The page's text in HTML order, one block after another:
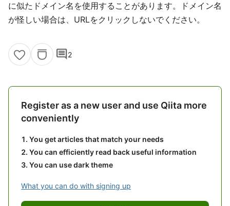
に似たドメイン名を使用することがあります。ドメイン名
が怪しい場合は、URLをクリックしないでください。
comment2
Register as a new user and use Qiita more
conveniently
You get articles that match your needs
You can efficiently read back useful information
You can use dark theme
What you can do with signing up